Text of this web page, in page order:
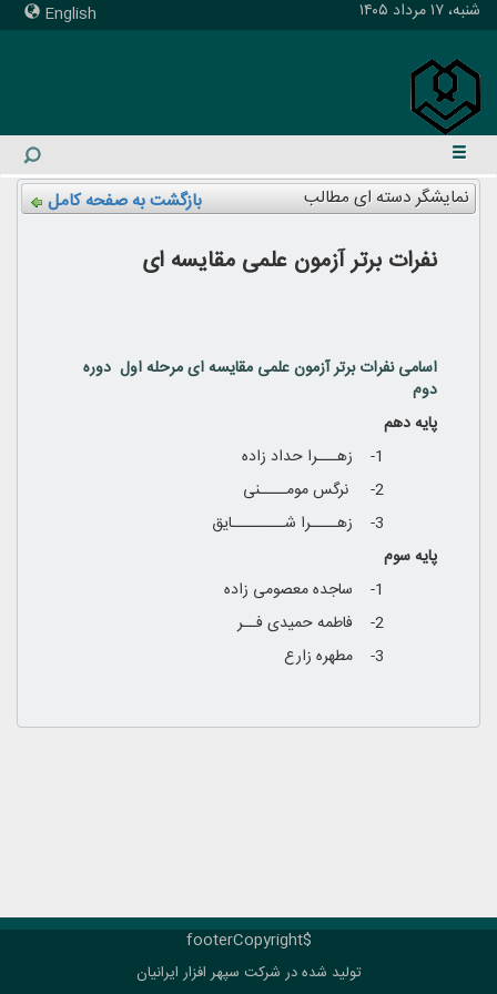
English شنبه، ۱۷ مرداد ۱۴۰۵
نمایشگر دسته ای مطالب بازگشت به صفحه کامل
نفرات برتر آزمون علمی مقایسه ای
اسامی نفرات برتر آزمون علمی مقایسه ای مرحله اول دوره
دوم
پایه دهم
1- زهـــرا حداد زاده
2- نرگس مومــــنی
3- زهــــرا شــــــــایق
پایه سوم
1- ساجده معصومی زاده
2- فاطمه حمیدی فــر
3- مطهره زارع
$footerCopyright
تولید شده در شرکت سپهر افزار ایرانیان